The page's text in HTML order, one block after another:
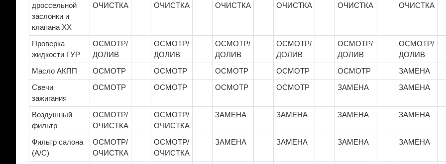
дроссельной
заслонки и
клапана ХХ
ОЧИСТКА
ОЧИСТКА
ОЧИСТКА
ОЧИСТКА
ОЧИСТКА
ОЧИСТКА
Проверка
жидкости ГУР
ОСМОТР/
ДОЛИВ
ОСМОТР/
ДОЛИВ
ОСМОТР/
ДОЛИВ
ОСМОТР/
ДОЛИВ
ОСМОТР/
ДОЛИВ
ОСМОТР/
ДОЛИВ
Масло АКПП
ОСМОТР ОСМОТР ОСМОТР ОСМОТР ОСМОТР ЗАМЕНА
Свечи
зажигания
ОСМОТР ОСМОТР ОСМОТР ОСМОТР ЗАМЕНА ЗАМЕНА
Воздушный
фильтр
ОСМОТР/
ОЧИСТКА
ОСМОТР/
ОЧИСТКА
ЗАМЕНА ЗАМЕНА ЗАМЕНА ЗАМЕНА
Фильтр салона
(A/C)
ОСМОТР/
ОЧИСТКА
ОСМОТР/
ОЧИСТКА
ЗАМЕНА ЗАМЕНА ЗАМЕНА ЗАМЕНА